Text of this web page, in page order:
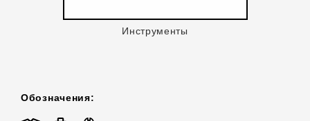
Инструменты
Обозначения: